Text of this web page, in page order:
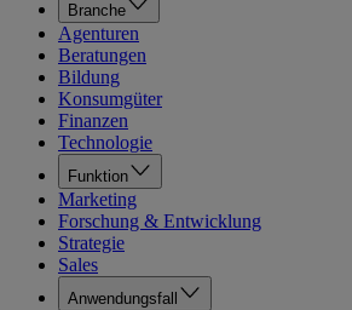
Branche
Agenturen
Beratungen
Bildung
Konsumgüter
Finanzen
Technologie
Funktion
Marketing
Forschung & Entwicklung
Strategie
Sales
Anwendungsfall